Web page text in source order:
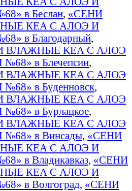
в Беслан, «СЕНИ
КЕА С АЛОЭ И
в Благодарный,
ВЛАЖНЫЕ КЕА С АЛОЭ
в Блечепсин,
ВЛАЖНЫЕ КЕА С АЛОЭ
в Буденновск,
ВЛАЖНЫЕ КЕА С АЛОЭ
в Бурлацкое,
ВЛАЖНЫЕ КЕА С АЛОЭ
в Винсады, «СЕНИ
КЕА С АЛОЭ И
в Владикавказ, «СЕНИ
КЕА С АЛОЭ И
в Волгоград, «СЕНИ